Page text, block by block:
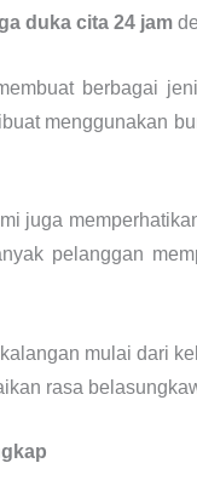
duka cita 24 jam
berbagai
menggunakan
juga
pelanggan
mulai dari
rasa